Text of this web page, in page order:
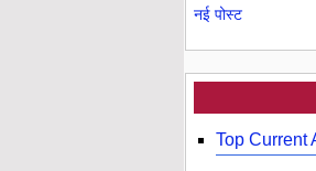
नई पोस्ट
Top Current